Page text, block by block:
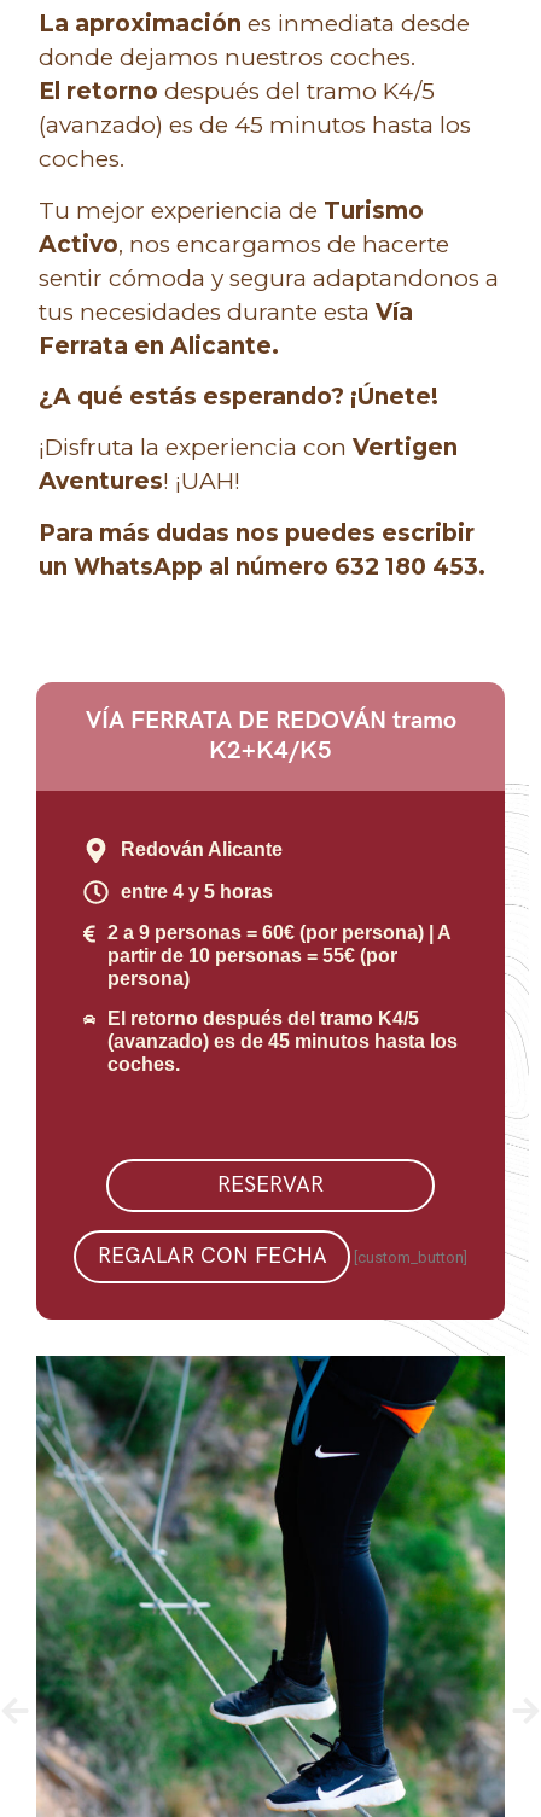
La aproximación es inmediata desde
donde dejamos nuestros coches.
El retorno después del tramo K4/5
(avanzado) es de 45 minutos hasta los
coches.
Tu mejor experiencia de Turismo
Activo, nos encargamos de hacerte
sentir cómoda y segura adaptandonos a
tus necesidades durante estaVía
Ferrata en Alicante.
¿A qué estás esperando? ¡Únete!
¡Disfruta la experiencia conVertigen
Aventures! ¡UAH!
Para más dudas nos puedes escribir
un WhatsApp al número 632 180 453.
VÍA FERRATA DE REDOVÁN tramo
K2+K4/K5
Redován Alicante
entre 4 y 5 horas
2 a 9 personas = 60€ (por persona) | A
partir de 10 personas = 55€ (por
persona)
El retorno después del tramo K4/5
(avanzado) es de 45 minutos hasta los
coches.
RESERVAR
REGALAR CON FECHA [custom_button]